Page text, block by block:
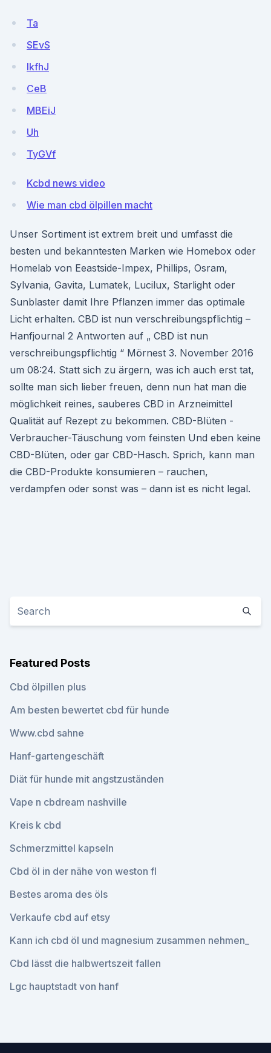
Ta
SEvS
lkfhJ
CeB
MBEiJ
Uh
TyGVf
Kcbd news video
Wie man cbd ölpillen macht
Unser Sortiment ist extrem breit und umfasst die
besten und bekanntesten Marken wie Homebox oder
Homelab von Eeastside-Impex, Phillips, Osram,
Sylvania, Gavita, Lumatek, Lucilux, Starlight oder
Sunblaster damit Ihre Pflanzen immer das optimale
Licht erhalten. CBD ist nun verschreibungspflichtig –
Hanfjournal 2 Antworten auf „ CBD ist nun
verschreibungspflichtig “ Mörnest 3. November 2016
um 08:24. Statt sich zu ärgern, was ich auch erst tat,
sollte man sich lieber freuen, denn nun hat man die
möglichkeit reines, sauberes CBD in Arzneimittel
Qualität auf Rezept zu bekommen. CBD-Blüten -
Verbraucher-Täuschung vom feinsten Und eben keine
CBD-Blüten, oder gar CBD-Hasch. Sprich, kann man
die CBD-Produkte konsumieren – rauchen,
verdampfen oder sonst was – dann ist es nicht legal.
Featured Posts
Cbd ölpillen plus
Am besten bewertet cbd für hunde
Www.cbd sahne
Hanf-gartengeschäft
Diät für hunde mit angstzuständen
Vape n cbdream nashville
Kreis k cbd
Schmerzmittel kapseln
Cbd öl in der nähe von weston fl
Bestes aroma des öls
Verkaufe cbd auf etsy
Kann ich cbd öl und magnesium zusammen nehmen_
Cbd lässt die halbwertszeit fallen
Lgc hauptstadt von hanf